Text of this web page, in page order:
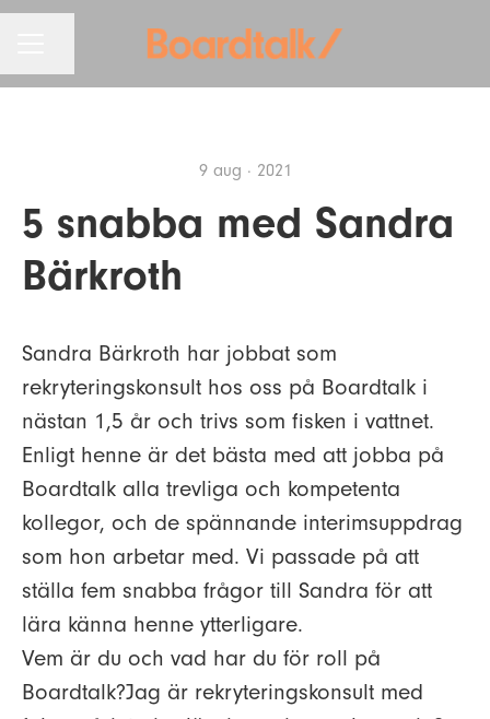
9 aug · 2021
5 snabba med Sandra
Bärkroth
Sandra Bärkroth har jobbat som
rekryteringskonsult hos oss på Boardtalk i
nästan 1,5 år och trivs som fisken i vattnet.
Enligt henne är det bästa med att jobba på
Boardtalk alla trevliga och kompetenta
kollegor, och de spännande interimsuppdrag
som hon arbetar med. Vi passade på att
ställa fem snabba frågor till Sandra för att
lära känna henne ytterligare.
Vem är du och vad har du för roll på
Boardtalk?Jag är rekryteringskonsult med